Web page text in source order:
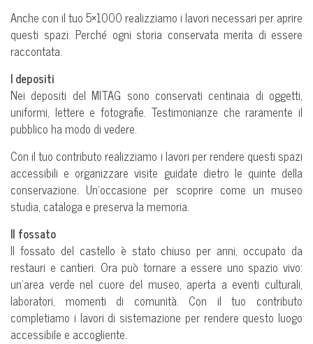
Anche con il tuo 5×1000 realizziamo i lavori necessari per aprire
questi spazi. Perché ogni storia conservata merita di essere
raccontata.
I depositi
Nei depositi del MITAG sono conservati centinaia di oggetti,
uniformi, lettere e fotografie. Testimonianze che raramente il
pubblico ha modo di vedere.
Con il tuo contributo realizziamo i lavori per rendere questi spazi
accessibili e organizzare visite guidate dietro le quinte della
conservazione. Un’occasione per scoprire come un museo
studia, cataloga e preserva la memoria.
Il fossato
Il fossato del castello è stato chiuso per anni, occupato da
restauri e cantieri. Ora può tornare a essere uno spazio vivo:
un’area verde nel cuore del museo, aperta a eventi culturali,
laboratori, momenti di comunità. Con il tuo contributo
completiamo i lavori di sistemazione per rendere questo luogo
accessibile e accogliente.